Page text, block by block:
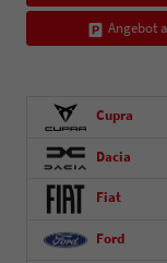
Angebot
Cupra
Dacia
Fiat
Ford